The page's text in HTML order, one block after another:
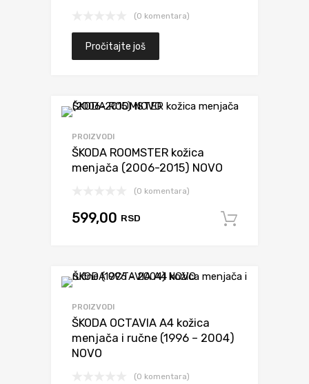
(0 komentara)
Pročitajte još
PROIZVODI
ŠKODA ROOMSTER kožica
menjača (2006-2015) NOVO
(0 komentara)
599,00 RSD
PROIZVODI
ŠKODA OCTAVIA A4 kožica
menjača i ručne (1996 – 2004)
NOVO
(0 komentara)